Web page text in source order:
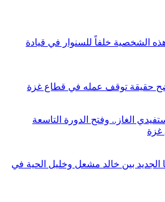
الشخصية خلفاً للسنوار في قيادة
حقيقة توقف عمله في قطاع غزة
الغاز.. وفتح الدورة التاسعة
غزة
الجديد بين خالد مشعل وخليل الحية في